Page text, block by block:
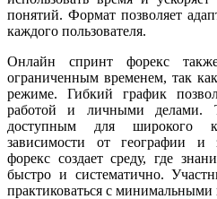
понятий. Формат позволяет
каждого пользователя.
Онлайн спринт форекс
ограниченным временем, так
режиме. Гибкий график
работой и личными делами.
доступным для широкого
зависимости от географии и
форекс создает среду, где
быстро и систематично.
практиковаться с